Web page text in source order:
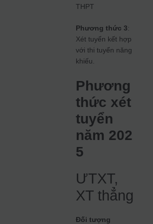
THPT
Phương thức 3:
Xét tuyển kết hợp
với thi tuyển năng
khiếu.
Phương
thức xét
tuyển
năm 202
5
ƯTXT,
XT thẳng
Đối tượng